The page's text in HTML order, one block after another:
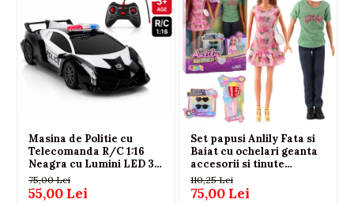
1 x cablu incarcare
Specificatii:
Dimensiune masina: 22.5 x 9 x 7.5 cm
Dimensiune robot: 21 x 15 x 17 cm
Dimensiune ambalaj: 28 x 13.5 x 11.5 cm
Alimentare vehicul: baterie Li-ion 3.7V inclusa
Alimentare telecomanda: 2 baterii AA (neincluse)
Material: plastic
Certificari: CE, EN71
Recomandata copiilor peste 3 ani
Potrivita pentru:
Masina de Politie cu
Telecomanda R/C 1:16
Neagra cu Lumini LED 3
ani+
75,00 Lei
55,00 Lei
Set papusi Anlily Fata si
Baiat cu ochelari geanta
accesorii si tinute
moderne
110,25 Lei
75,00 Lei